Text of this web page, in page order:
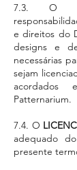
7.3. O
e direitos do
designs e
necessárias
sejam
Patternarium.
7.4. O
adequado
presente